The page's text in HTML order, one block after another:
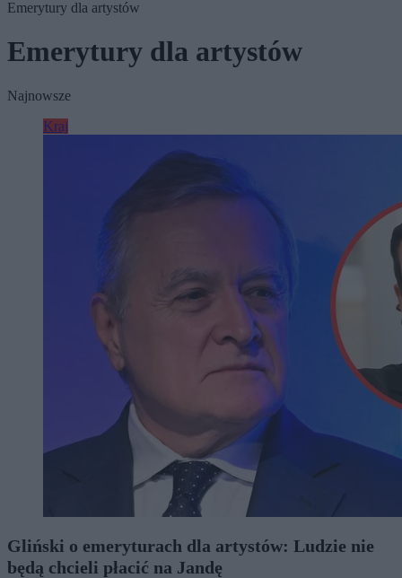
Emerytury dla artystów
Emerytury dla artystów
Najnowsze
Kraj
Gliński o emeryturach dla artystów: Ludzie nie
będą chcieli płacić na Jandę